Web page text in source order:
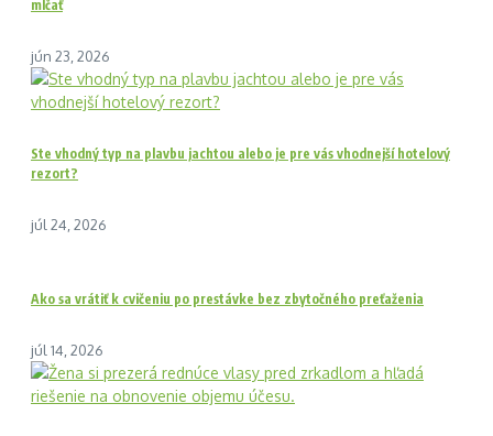
mlčať
jún 23, 2026
Ste vhodný typ na plavbu jachtou alebo je pre vás vhodnejší hotelový
rezort?
júl 24, 2026
Ako sa vrátiť k cvičeniu po prestávke bez zbytočného preťaženia
júl 14, 2026